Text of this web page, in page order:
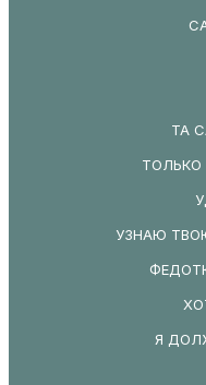
ТА
ТОЛЬКО
УЗНАЮ
Я